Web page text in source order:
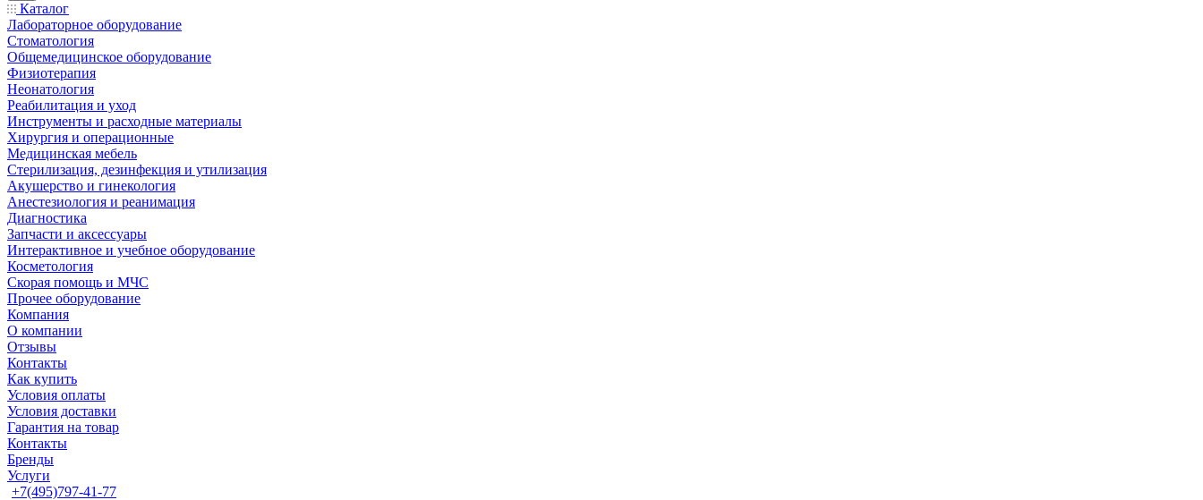
Каталог
Лабораторное оборудование
Стоматология
Общемедицинское оборудование
Физиотерапия
Неонатология
Реабилитация и уход
Инструменты и расходные материалы
Хирургия и операционные
Медицинская мебель
Стерилизация, дезинфекция и утилизация
Акушерство и гинекология
Анестезиология и реанимация
Диагностика
Запчасти и аксессуары
Интерактивное и учебное оборудование
Косметология
Скорая помощь и МЧС
Прочее оборудование
Компания
О компании
Отзывы
Контакты
Как купить
Условия оплаты
Условия доставки
Гарантия на товар
Контакты
Бренды
Услуги
+7(495)797-41-77